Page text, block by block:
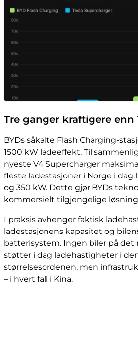
Tre ganger kraftigere enn
BYDs såkalte Flash Charging-
1500 kW ladeeffekt. Til
nyeste V4 Supercharger
fleste ladestasjoner i Norge i dag
og 350 kW. Dette gjør BYDs
kommersielt tilgjengelige
I praksis avhenger faktisk
ladestasjonens kapasitet og
batterisystem. Ingen biler på det
støtter i dag ladehastigheter i
størrelsesordenen, men
– i hvert fall i Kina.